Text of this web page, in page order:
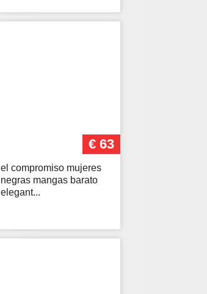
€ 63
el compromiso mujeres
negras mangas barato
elegant...